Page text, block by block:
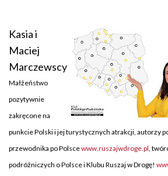
Kasia i
Maciej
Marczewscy
Małżeństwo
pozytywnie
zakręcone na
punkcie Polski i jej turystycznych atrakcji, autorzy
przewodnika po Polscewww.ruszajwdroge.pl,
podróżniczych o Polsce i Klubu Ruszaj w Drogę!